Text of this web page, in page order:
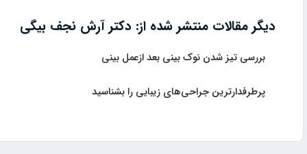
دیگر مقالات منتشر شده از: دکتر آرش نجف بیگی
بررسی تیز شدن نوک بینی بعد ازعمل بینی
پرطرفدارترین جراحی‌های زیبایی را بشناسید